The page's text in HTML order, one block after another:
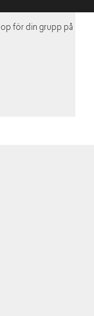
för din grupp på